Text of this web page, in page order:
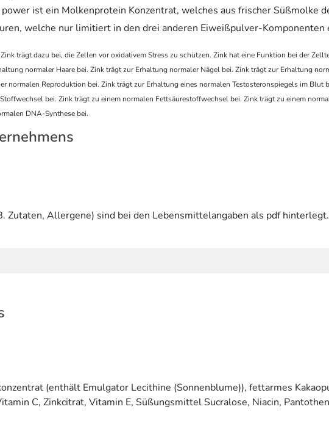
ist ein Molkenprotein Konzentrat, welches aus frischer Süßmolke
welche nur limitiert in den drei anderen Eiweißpulver-Komponenten
trägt dazu bei, die Zellen vor oxidativem Stress zu schützen. Zink hat eine Funktion bei der
normaler Haare bei. Zink trägt zur Erhaltung normaler Nägel bei. Zink trägt zur Erhaltung
normalen Reproduktion bei. Zink trägt zur Erhaltung eines normalen Testosteronspiegels im Blut
bei. Zink trägt zu einem normalen Fettsäurestoffwechsel bei. Zink trägt zu einem
DNA-Synthese bei.
Zutaten, Allergene) sind bei den Lebensmittelangaben als pdf
(enthält Emulgator Lecithine (Sonnenblume)), fettarmes
C, Zinkcitrat, Vitamin E, Süßungsmittel Sucralose, Niacin,